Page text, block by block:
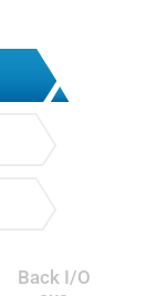
Back I/O